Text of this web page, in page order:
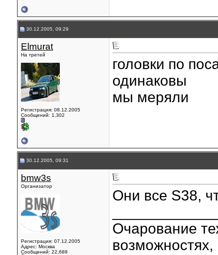
30.12.2005, 09:29
Elmurat
На третей
Регистрация: 08.12.2005
Сообщений: 1,302
головки по
одинаковы
мы меряли
30.12.2005, 09:31
bmw3s
Организатор
Регистрация: 07.12.2005
Адрес: Москва
Сообщений: 22,689
Они все S38,
Очарование
возможностях,